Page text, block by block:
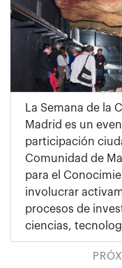
La Semana de la
Madrid es un
participación
Comunidad de
para el
involucrar
procesos de
ciencias,